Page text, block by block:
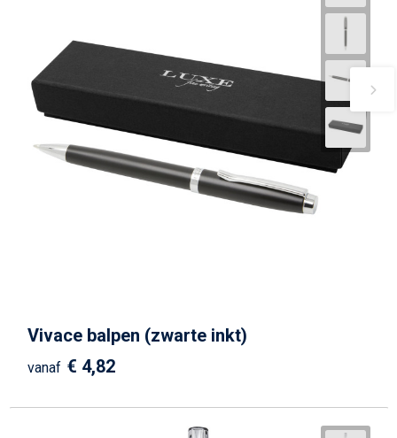
Vivace balpen (zwarte inkt)
vanaf € 4,82